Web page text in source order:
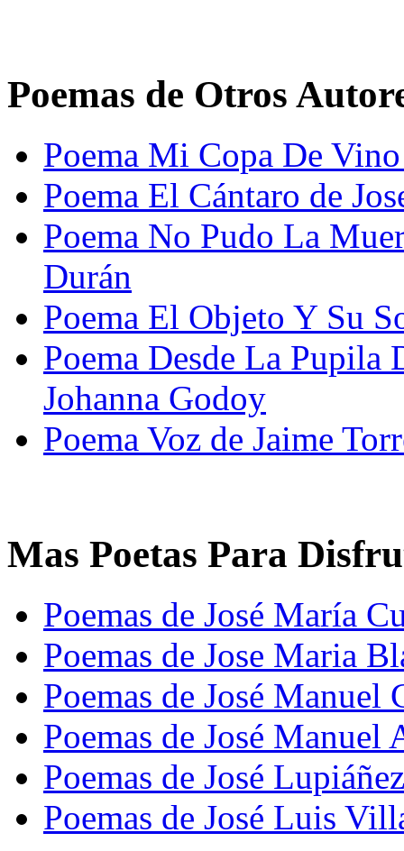
Poemas de Otros
Poema Mi Copa De
Poema El Cántaro de
Poema No Pudo La
Durán
Poema El Objeto Y Su
Poema Desde La
Johanna Godoy
Poema Voz de Jaime
Mas Poetas Para
Poemas de José María
Poemas de Jose Maria
Poemas de José Manuel
Poemas de José Manuel
Poemas de José Lupiáñez
Poemas de José Luis